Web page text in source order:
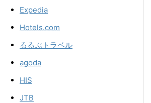
Expedia
Hotels.com
るるぶトラベル
agoda
HIS
JTB